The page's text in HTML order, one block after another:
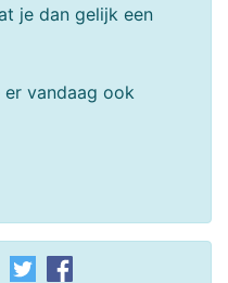
je dan gelijk een
vandaag ook